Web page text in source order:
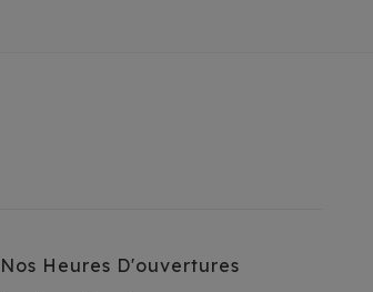
Nos Heures D'ouvertures